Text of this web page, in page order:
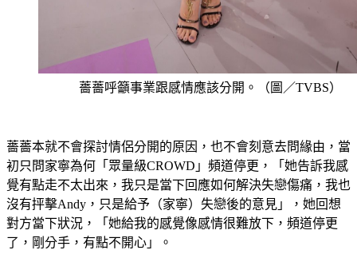
薔薔本就不會探討情侶分開的原因，也不會刻意去問緣由，當
初只問家寧為何「眾量級CROWD」頻道停更，「她告訴我感
覺有點走不太出來，我只是當下回應如何解決失戀傷痛，我也
沒有抨擊Andy，只是給予（家寧）失戀後的意見」，她回想
對方當下狀況，「她給我的感覺像感情很難放下，頻道停更